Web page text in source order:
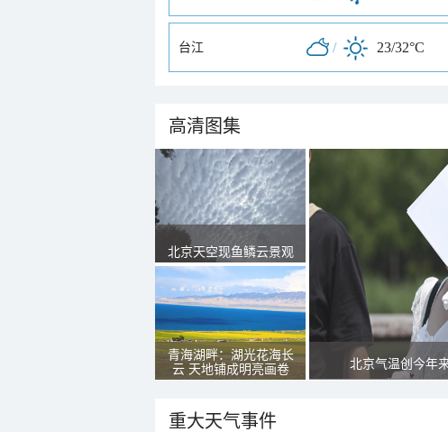
台江 / 23/32°C
高清图集
北京天空现鱼鳞云景观
青海湖畔：湖光花海长
云 天地铺成明亮画卷
北京气温创今年
重大天气事件